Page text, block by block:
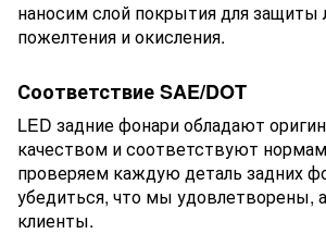
наносим слой покрытия для защиты
пожелтения и окисления.
Соответствие SAE/DOT
LED задние фонари обладают
качеством и соответствуют
проверяем каждую деталь задних
убедиться, что мы удовлетворены,
клиенты.